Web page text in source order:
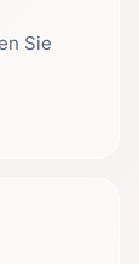
Sie